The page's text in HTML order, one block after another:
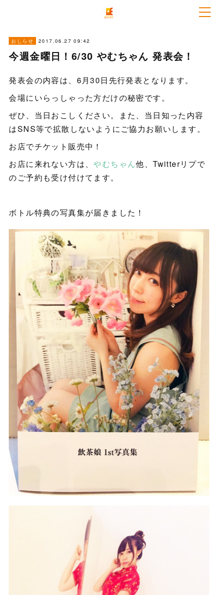
おしらせ 2017.06.27 09:42
今週金曜日！6/30 やむちゃん 発表会！
発表会の内容は、6月30日先行発表となります。
会場にいらっしゃった方だけの秘密です。
ぜひ、当日おこしください。また、当日知った内容
はSNS等で拡散しないようにご協力お願いします。
お店でチケット販売中！
お店に来れない方は、やむちゃん他、Twitterリプで
のご予約も受け付けてます。
ボトル特典の写真集が届きました！